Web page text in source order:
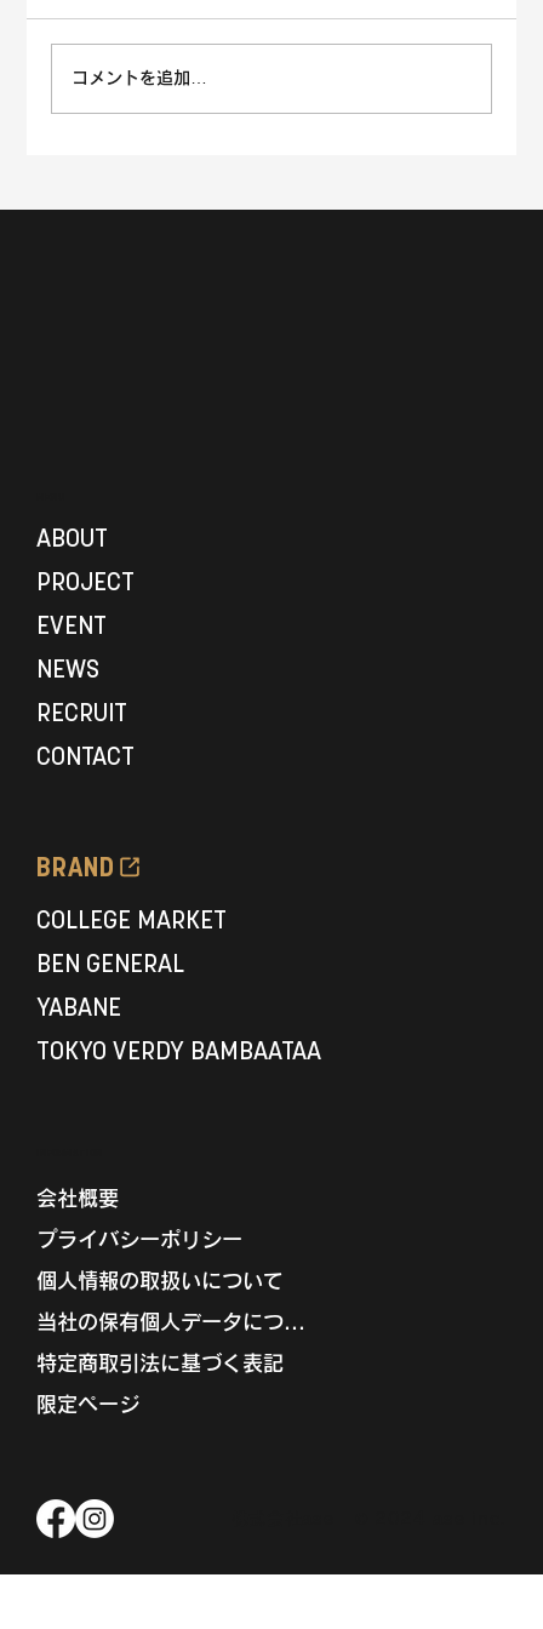
コメントを追加…
ABOUT
PROJECT
EVENT
NEWS
RECRUIT
CONTACT
BRAND
COLLEGE MARKET
BEN GENERAL
YABANE
TOKYO VERDY BAMBAATAA
会社概要
プライバシーポリシー
個人情報の取扱いについて
当社の保有個人データについて
特定商取引法に基づく表記
限定ページ